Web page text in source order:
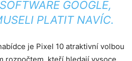
GOOGLE,
PLATIT NAVÍC.
je Pixel 10 atraktivní volbou